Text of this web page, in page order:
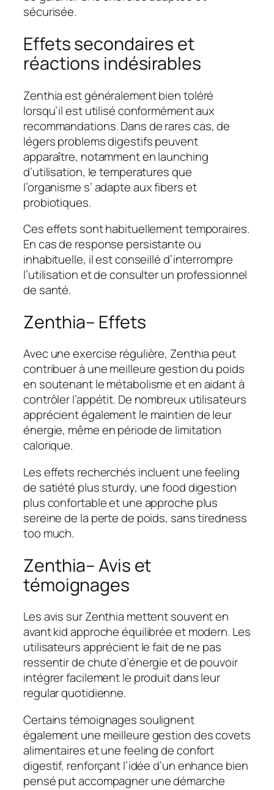
sécurisée.
Effets secondaires et
réactions indésirables
Zenthia est généralement bien toléré
lorsqu’il est utilisé conformément aux
recommandations. Dans de rares cas, de
légers problems digestifs peuvent
apparaître, notamment en launching
d’utilisation, le temperatures que
l’organisme s’ adapte aux fibers et
probiotiques.
Ces effets sont habituellement temporaires.
En cas de response persistante ou
inhabituelle, il est conseillé d’interrompre
l’utilisation et de consulter un professionnel
de santé.
Zenthia– Effets
Avec une exercise régulière, Zenthia peut
contribuer à une meilleure gestion du poids
en soutenant le métabolisme et en aidant à
contrôler l’appétit. De nombreux utilisateurs
apprécient également le maintien de leur
énergie, même en période de limitation
calorique.
Les effets recherchés incluent une feeling
de satiété plus sturdy, une food digestion
plus confortable et une approche plus
sereine de la perte de poids, sans tiredness
too much.
Zenthia– Avis et
témoignages
Les avis sur Zenthia mettent souvent en
avant kid approche équilibrée et modern. Les
utilisateurs apprécient le fait de ne pas
ressentir de chute d’énergie et de pouvoir
intégrer facilement le produit dans leur
regular quotidienne.
Certains témoignages soulignent
également une meilleure gestion des covets
alimentaires et une feeling de confort
digestif, renforçant l’idée d’un enhance bien
pensé put accompagner une démarche